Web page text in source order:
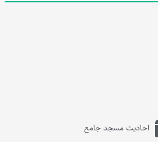
احادیث مسجد جامع